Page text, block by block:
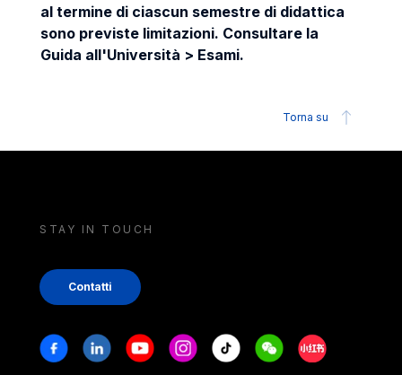
al termine di ciascun semestre di didattica
sono previste limitazioni. Consultare la
Guida all'Università > Esami.
Torna su
STAY IN TOUCH
Contatti
Stay in touch
FacebookLinkedinYoutubeInstagram
Tiktok WeechatXiaohongshu/